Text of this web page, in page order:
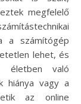
megfelelő
a számítógép
lehet, és
életben való
hiánya vagy a
az online